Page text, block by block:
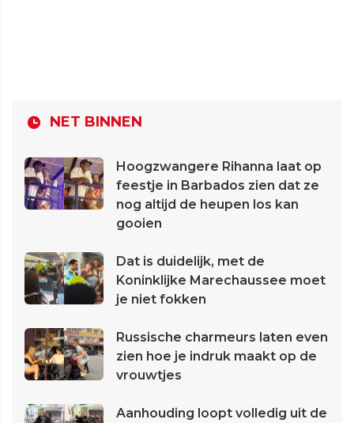
NET BINNEN
Hoogzwangere Rihanna laat op
feestje in Barbados zien dat ze
nog altijd de heupen los kan
gooien
Dat is duidelijk, met de
Koninklijke Marechaussee moet
je niet fokken
Russische charmeurs laten even
zien hoe je indruk maakt op de
vrouwtjes
Aanhouding loopt volledig uit de